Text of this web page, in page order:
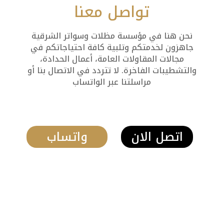
تواصل معنا
نحن هنا في مؤسسة مظلات وسواتر الشرقية
جاهزون لخدمتكم وتلبية كافة احتياجاتكم في
مجالات المقاولات العامة، أعمال الحدادة،
والتشطيبات الفاخرة. لا تتردد في الاتصال بنا أو
مراسلتنا عبر الواتساب
واتساب اتصل الان